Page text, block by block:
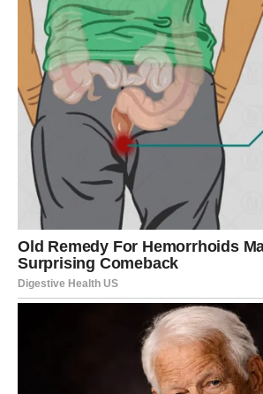
priznanje za inovativnu ideju
Finansijska situacija može krenuti
Neće to biti nagla eksplozija, ali biće
Najvažnije – vraća vam se entuzijazam.
nečemu većem.
UNUTRAŠNJE
VAŠA NAJVEĆA
Možda najveće iznenađenje neće biti
Osetićete kako nestaje potreba da